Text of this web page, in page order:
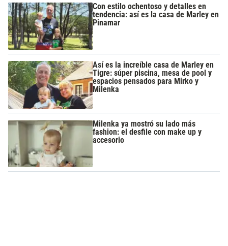
Con estilo ochentoso y detalles en
tendencia: así es la casa de Marley en
Pinamar
Así es la increíble casa de Marley en
Tigre: súper piscina, mesa de pool y
espacios pensados para Mirko y
Milenka
Milenka ya mostró su lado más
fashion: el desfile con make up y
accesorio